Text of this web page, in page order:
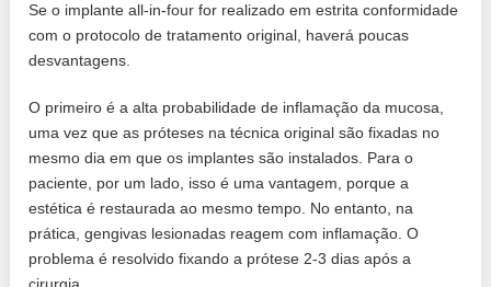
Se o implante all-in-four for realizado em estrita conformidade
com o protocolo de tratamento original, haverá poucas
desvantagens.
O primeiro é a alta probabilidade de inflamação da mucosa,
uma vez que as próteses na técnica original são fixadas no
mesmo dia em que os implantes são instalados. Para o
paciente, por um lado, isso é uma vantagem, porque a
estética é restaurada ao mesmo tempo. No entanto, na
prática, gengivas lesionadas reagem com inflamação. O
problema é resolvido fixando a prótese 2-3 dias após a